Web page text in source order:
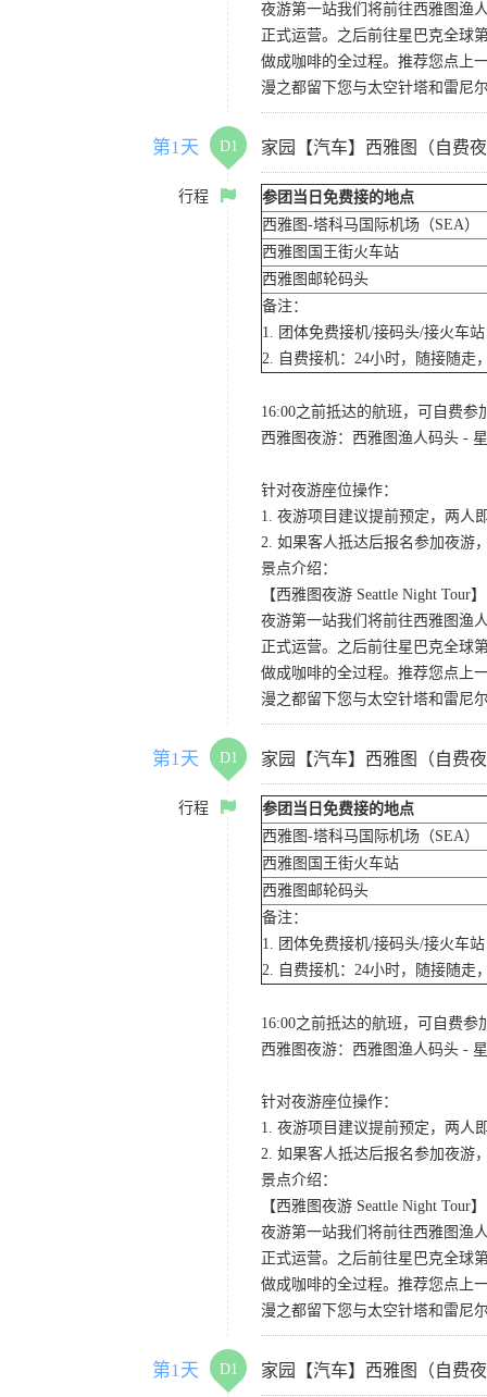
夜游第一站我们将前往西雅图渔
正式运营。之后前往星巴克全球
做成咖啡的全过程。推荐您点上
漫之都留下您与太空针塔和雷尼
第1天 D1 家园【汽车】西雅图（自费
行程
参团当日免费接的地点
西雅图-塔科马国际机场（SEA）
西雅图国王街火车站
西雅图邮轮码头
备注：
1. 团体免费接机/接码头/接火车
2. 自费接机：24小时，随接随走
16:00之前抵达的航班，可自费参
西雅图夜游：西雅图渔人码头 -
针对夜游座位操作：
1. 夜游项目建议提前预定，两人
2. 如果客人抵达后报名参加夜游
景点介绍：
【西雅图夜游 Seattle Night Tour】
夜游第一站我们将前往西雅图渔
正式运营。之后前往星巴克全球
做成咖啡的全过程。推荐您点上
漫之都留下您与太空针塔和雷尼
第1天 D1 家园【汽车】西雅图（自费
行程
参团当日免费接的地点
西雅图-塔科马国际机场（SEA）
西雅图国王街火车站
西雅图邮轮码头
备注：
1. 团体免费接机/接码头/接火车
2. 自费接机：24小时，随接随走
16:00之前抵达的航班，可自费参
西雅图夜游：西雅图渔人码头 -
针对夜游座位操作：
1. 夜游项目建议提前预定，两人
2. 如果客人抵达后报名参加夜游
景点介绍：
【西雅图夜游 Seattle Night Tour】
夜游第一站我们将前往西雅图渔
正式运营。之后前往星巴克全球
做成咖啡的全过程。推荐您点上
漫之都留下您与太空针塔和雷尼
第1天 D1 家园【汽车】西雅图（自费